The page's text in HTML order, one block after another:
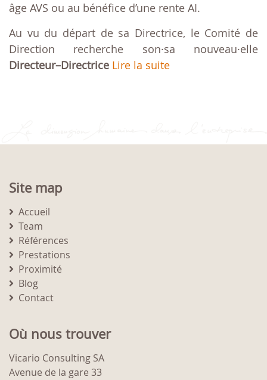
âge AVS ou au bénéfice d’une rente AI.
Au vu du départ de sa Directrice, le Comité de
Direction recherche son·sa nouveau·elle
Directeur–Directrice Lire la suite
Site map
Accueil
Team
Références
Prestations
Proximité
Blog
Contact
Où nous trouver
Vicario Consulting SA
Avenue de la gare 33